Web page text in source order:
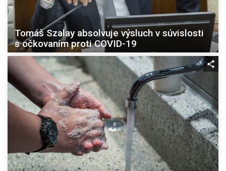
Tomáš Szalay absolvuje výsluch v súvislosti
s očkovaním proti COVID-19